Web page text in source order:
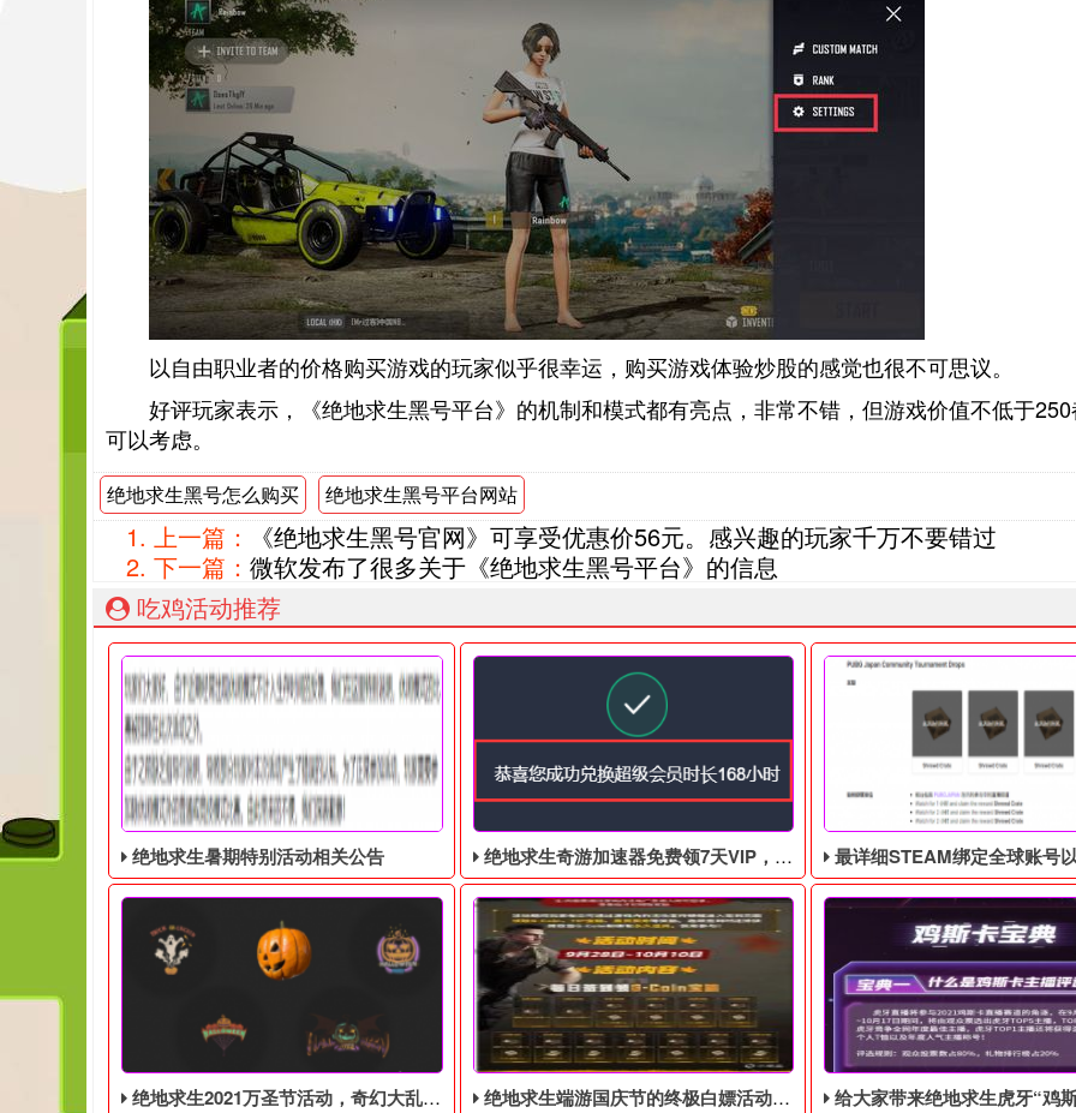
以自由职业者的价格购买游戏的玩家似乎很幸运，购买游戏体验炒股的感觉也很不可思议。
好评玩家表示，《绝地求生黑号平台》的机制和模式都有亮点，非常不错，但游戏价值不低于
可以考虑。
绝地求生黑号怎么购买 绝地求生黑号平台网站
上一篇：
《绝地求生黑号官网》可享受优惠价56元。感兴趣的玩家千万不要错过
下一篇： 微软发布了很多关于《绝地求生黑号平台》的信息
吃鸡活动推荐
绝地求生暑期特别活动相关公告 绝地求生奇游加速器免费领7天VIP，合计168小时 最详细STEAM绑定全球账号以及老鼠台掉宝攻略，常
绝地求生2021万圣节活动，奇幻大乱斗回归，还有新皮肤和新地图 绝地求生端游国庆节的终极白嫖活动，活动的时间是9月28号到10月10号 给大家带来绝地求生虎牙“鸡斯卡宝典”的福利活动，这次福利活动将于9月17日